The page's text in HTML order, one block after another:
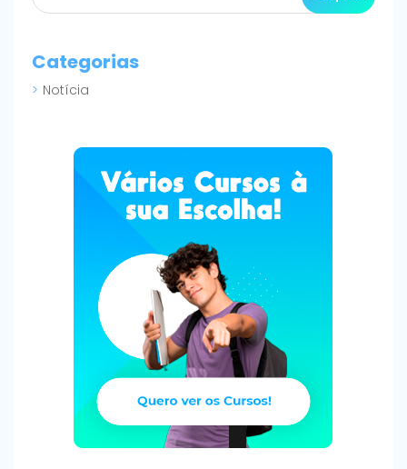
Categorias
Notícia